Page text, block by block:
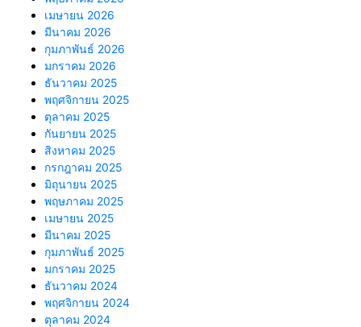
เมษายน 2026
มีนาคม 2026
กุมภาพันธ์ 2026
มกราคม 2026
ธันวาคม 2025
พฤศจิกายน 2025
ตุลาคม 2025
กันยายน 2025
สิงหาคม 2025
กรกฎาคม 2025
มิถุนายน 2025
พฤษภาคม 2025
เมษายน 2025
มีนาคม 2025
กุมภาพันธ์ 2025
มกราคม 2025
ธันวาคม 2024
พฤศจิกายน 2024
ตุลาคม 2024